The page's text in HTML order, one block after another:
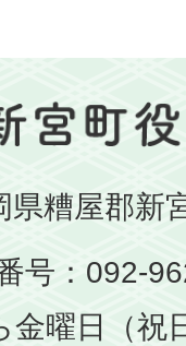
糟屋郡新
号：092-
金曜日（祝